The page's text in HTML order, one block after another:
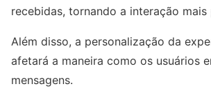
recebidas, tornando a interação mais
Além disso, a personalização da
afetará a maneira como os usuários
mensagens.